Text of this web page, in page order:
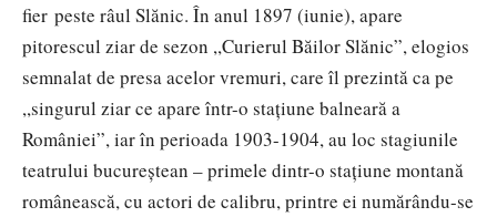
fier peste râul Slănic. În anul 1897 (iunie), apare
pitorescul ziar de sezon ,,Curierul Băilor Slănic”, elogios
semnalat de presa acelor vremuri, care îl prezintă ca pe
,,singurul ziar ce apare într-o staţiune balneară a
României”, iar în perioada 1903-1904, au loc stagiunile
teatrului bucureştean – primele dintr-o staţiune montană
românească, cu actori de calibru, printre ei numărându-se